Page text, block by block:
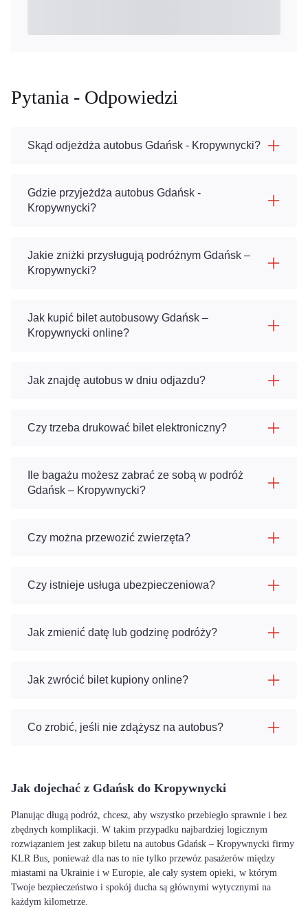
Pytania - Odpowiedzi
Skąd odjeżdża autobus Gdańsk - Kropywnycki?
Gdzie przyjeżdża autobus Gdańsk -
Kropywnycki?
Jakie zniżki przysługują podróżnym Gdańsk –
Kropywnycki?
Jak kupić bilet autobusowy Gdańsk –
Kropywnycki online?
Jak znajdę autobus w dniu odjazdu?
Czy trzeba drukować bilet elektroniczny?
Ile bagażu możesz zabrać ze sobą w podróż
Gdańsk – Kropywnycki?
Czy można przewozić zwierzęta?
Czy istnieje usługa ubezpieczeniowa?
Jak zmienić datę lub godzinę podróży?
Jak zwrócić bilet kupiony online?
Co zrobić, jeśli nie zdążysz na autobus?
Jak dojechać z Gdańsk do Kropywnycki
Planując długą podróż, chcesz, aby wszystko przebiegło sprawnie i bez
zbędnych komplikacji. W takim przypadku najbardziej logicznym
rozwiązaniem jest zakup biletu na autobus Gdańsk – Kropywnycki firmy
KLR Bus, ponieważ dla nas to nie tylko przewóz pasażerów między
miastami na Ukrainie i w Europie, ale cały system opieki, w którym
Twoje bezpieczeństwo i spokój ducha są głównymi wytycznymi na
każdym kilometrze.